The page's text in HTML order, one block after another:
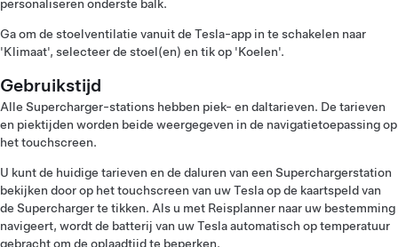
personaliseren onderste balk.
Ga om de stoelventilatie vanuit de Tesla-app in te schakelen naar
'Klimaat', selecteer de stoel(en) en tik op 'Koelen'.
Gebruikstijd
Alle Supercharger-stations hebben piek- en daltarieven. De tarieven
en piektijden worden beide weergegeven in de navigatietoepassing op
het touchscreen.
U kunt de huidige tarieven en de daluren van een Superchargerstation
bekijken door op het touchscreen van uw Tesla op de kaartspeld van
de Supercharger te tikken. Als u met Reisplanner naar uw bestemming
navigeert, wordt de batterij van uw Tesla automatisch op temperatuur
gebracht om de oplaadtijd te beperken.